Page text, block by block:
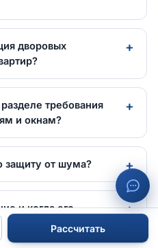
дворовых
требования
и окнам?
защиту от шума?
и когда его
Рассчитать